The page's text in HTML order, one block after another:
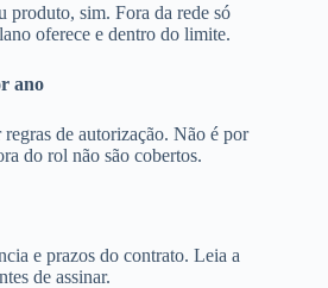
produto, sim. Fora da rede só
oferece e dentro do limite.
ano
de autorização. Não é por
do rol não são cobertos.
e prazos do contrato. Leia a
de assinar.